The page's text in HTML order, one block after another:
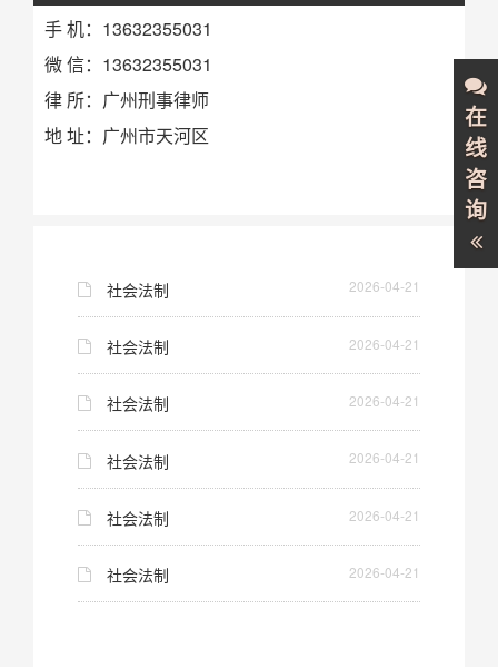
手 机：13632355031
微 信：13632355031
律 所：广州刑事律师
地 址：广州市天河区
社会法制 2026-04-21
社会法制 2026-04-21
社会法制 2026-04-21
社会法制 2026-04-21
社会法制 2026-04-21
社会法制 2026-04-21
在
线
咨
询